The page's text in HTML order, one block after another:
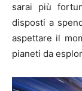
sarai più
disposti a
aspettare il
pianeti da